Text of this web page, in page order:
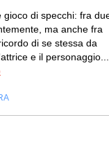
gioco di specchi: fra
ma anche fra
di se stessa da
e il personaggio...